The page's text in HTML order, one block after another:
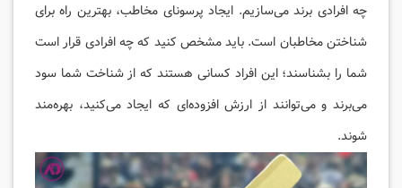
چه افرادی برند می‌سازیم. ایجاد پرسونای مخاطب، بهترین راه برای
شناختن مخاطبان است. باید مشخص کنید که چه افرادی قرار است
شما را بشناسند؛ این افراد کسانی هستند که از شناخت شما سود
می‌برند و می‌توانند از ارزش افزوده‌ای که ایجاد می‌کنید، بهره‌مند
شوند.